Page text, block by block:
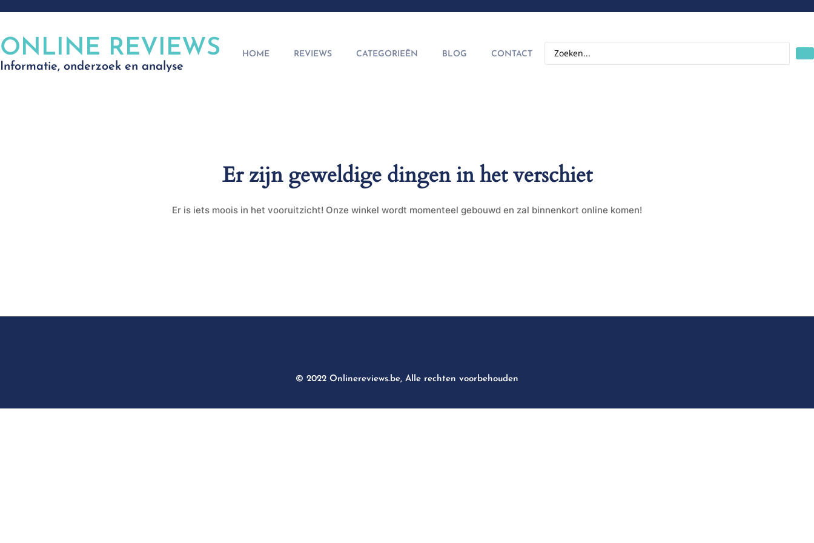
ONLINE REVIEWS
Informatie, onderzoek en analyse
HOME REVIEWS CATEGORIEËN BLOG CONTACT
Er zijn geweldige dingen in het verschiet
Er is iets moois in het vooruitzicht! Onze winkel wordt momenteel gebouwd en zal binnenkort online komen!
© 2022 Onlinereviews.be, Alle rechten voorbehouden